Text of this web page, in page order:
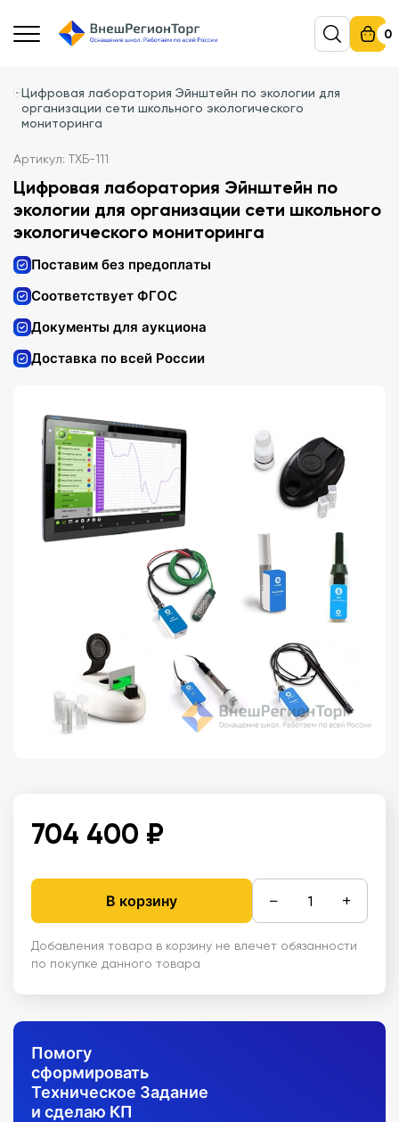
0
Цифровая лаборатория Эйнштейн по экологии для
организации сети школьного экологического
мониторинга
Артикул: ТХБ-111
Цифровая лаборатория Эйнштейн по
экологии для организации сети школьного
экологического мониторинга
Поставим без предоплаты
Соответствует ФГОС
Документы для аукциона
Доставка по всей России
704 400 ₽
В корзину − +
Добавления товара в корзину не влечет обязанности
по покупке данного товара
Помогу
сформировать
Техническое Задание
и сделаю КП